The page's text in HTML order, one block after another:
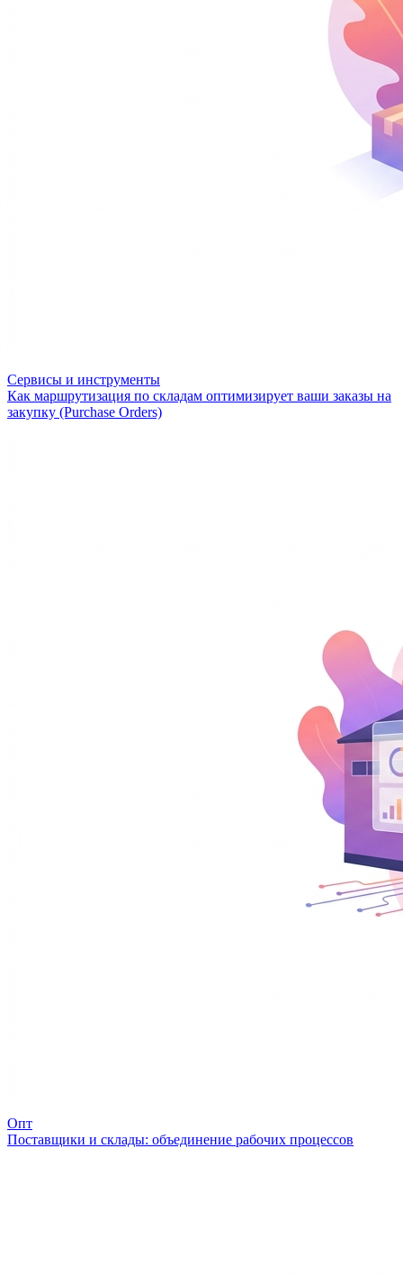
Сервисы и инструменты
Как маршрутизация по складам оптимизирует ваши заказы на
закупку (Purchase Orders)
Опт
Поставщики и склады: объединение рабочих процессов